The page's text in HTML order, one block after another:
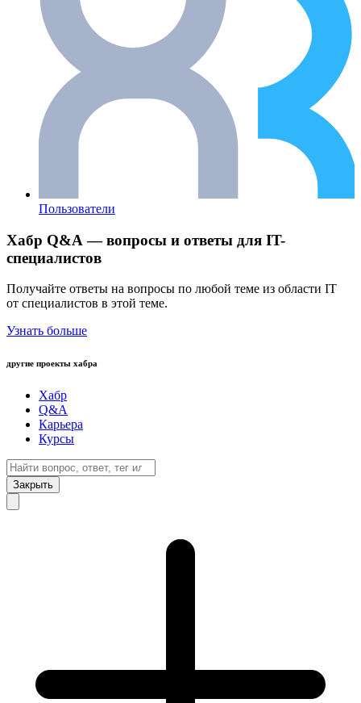
Пользователи
Хабр Q&A — вопросы и ответы для IT-
специалистов
Получайте ответы на вопросы по любой теме из области IT
от специалистов в этой теме.
Узнать больше
другие проекты хабра
Хабр
Q&A
Карьера
Курсы
Закрыть